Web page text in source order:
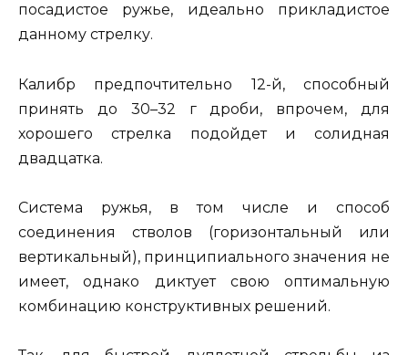
посадистое ружье, идеально прикладистое
данному стрелку.
Калибр предпочтительно 12-й, способный
принять до 30–32 г дроби, впрочем, для
хорошего стрелка подойдет и солидная
двадцатка.
Система ружья, в том числе и способ
соединения стволов (горизонтальный или
вертикальный), принципиального значения не
имеет, однако диктует свою оптимальную
комбинацию конструктивных решений.